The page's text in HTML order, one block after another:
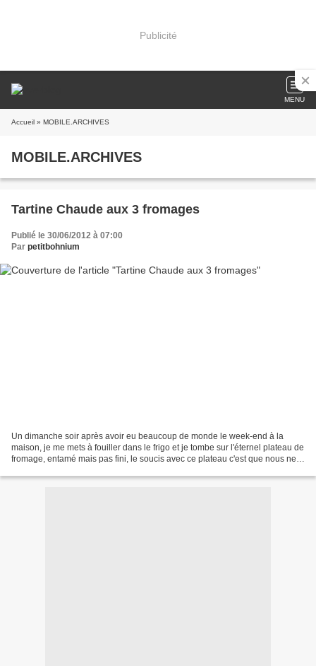
Publicité
MENU
Accueil » MOBILE.ARCHIVES
MOBILE.ARCHIVES
Tartine Chaude aux 3 fromages
Publié le 30/06/2012 à 07:00
Par petitbohnium
Un dimanche soir après avoir eu beaucoup de monde le week-end à la
maison, je me mets à fouiller dans le frigo et je tombe sur l'éternel plateau de
fromage, entamé mais pas fini, le soucis avec ce plateau c'est que nous ne